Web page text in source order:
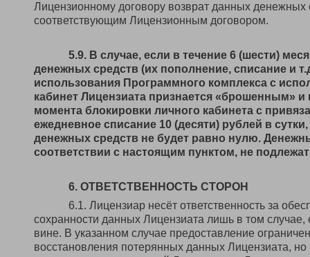
Лицензионному договору возврат данных денежных
соответствующим Лицензионным договором.
5.9. В случае, если в течение 6 (шести)
денежных средств (их пополнение, списание и
использования Программного комплекса с
кабинет Лицензиата признается «брошенным»
момента блокировки личного кабинета с
ежедневное списание 10 (десяти) рублей в
денежных средств не будет равно нулю.
соответствии с настоящим пунктом, не
6. ОТВЕТСТВЕННОСТЬ СТОРОН
6.1. Лицензиар несёт ответственность за
сохранности данных Лицензиата лишь в том
вине. В указанном случае предоставление
восстановления потерянных данных Лицензиата,